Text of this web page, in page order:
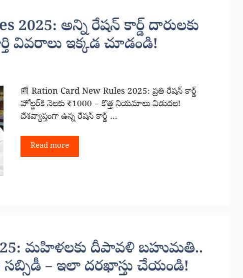
2025: అన్ని రేషన్ కార్డ్ దారులకు
వివరాలు ఇక్కడ చూడండి!
📰 Ration Card New Rules 2025: ప్రతి రేషన్ కార్డ్
హోల్డర్‌కి నెలకు ₹1000 – కొత్త నియమాలు విడుదల!
దేశవ్యాప్తంగా ఉన్న రేషన్ కార్డ్ …
Read more
మహిళలకు దీపావళి బహుమతి..
సబ్సిడీ – ఇలా దరఖాస్తు చేయండి!